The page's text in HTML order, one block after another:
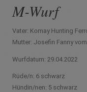
M-Wurf
Vater: Kornay Hunting
Mutter: Josefin Fanny
Wurfdatum: 29.04.2022
Rüde/n: 6 schwarz
Hündin/nen: 5 schwarz